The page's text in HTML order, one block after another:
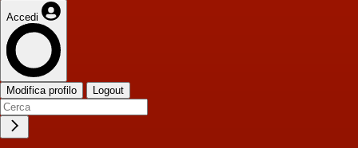
Accedi
Modifica profilo Logout